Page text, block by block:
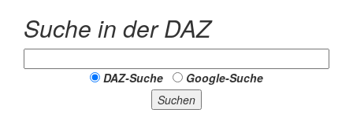
Suche in der DAZ
DAZ-Suche
Google-Suche
Suchen